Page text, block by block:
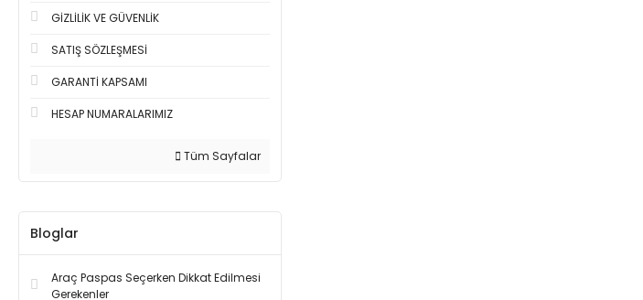
GİZLİLİK VE GÜVENLİK
SATIŞ SÖZLEŞMESİ
GARANTİ KAPSAMI
HESAP NUMARALARIMIZ
Tüm Sayfalar
Bloglar
Araç Paspas Seçerken Dikkat Edilmesi
Gerekenler